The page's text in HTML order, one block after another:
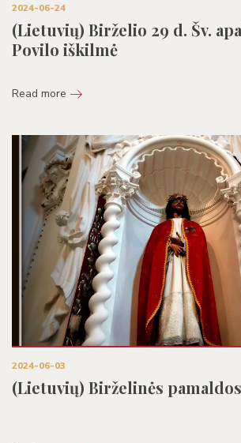
2024-06-24
(Lietuvių) Birželio 29 d. Šv.
Povilo iškilmė
Read more
2024-06-03
(Lietuvių) Birželinės pamaldos